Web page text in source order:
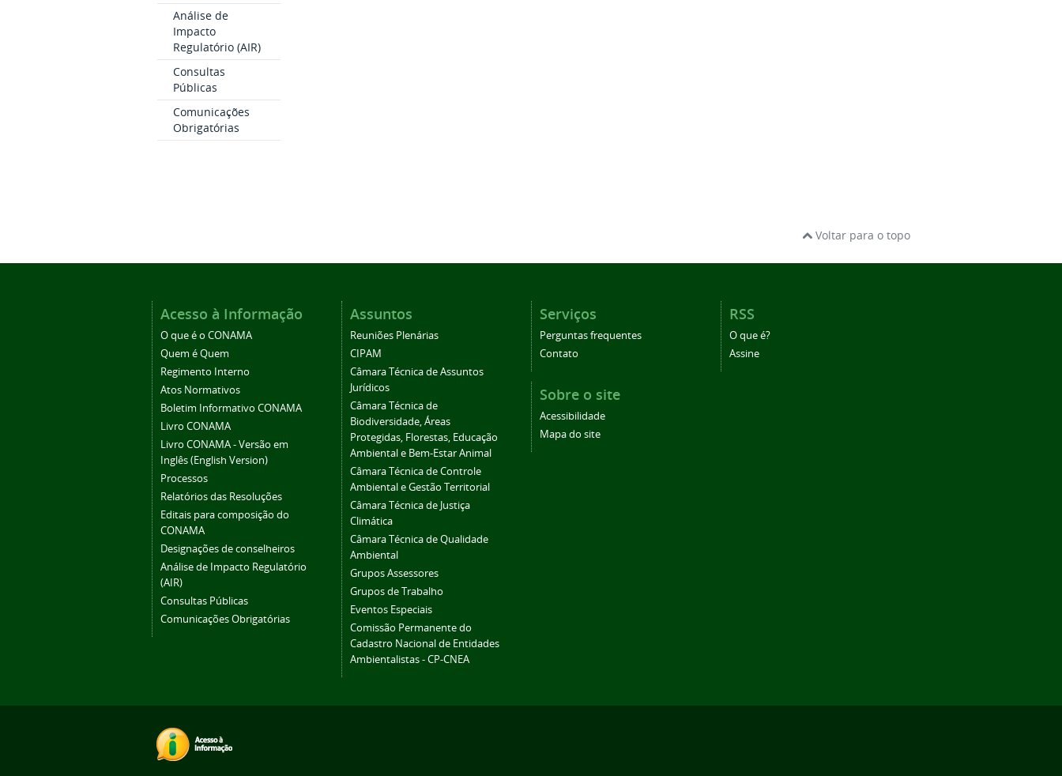
Análise de
Impacto
Regulatório (AIR)
Consultas
Públicas
Comunicações
Obrigatórias
Voltar para o topo
Acesso à Informação
O que é o CONAMA
Quem é Quem
Regimento Interno
Atos Normativos
Boletim Informativo CONAMA
Livro CONAMA
Livro CONAMA - Versão em
Inglês (English Version)
Processos
Relatórios das Resoluções
Editais para composição do
CONAMA
Designações de conselheiros
Análise de Impacto Regulatório
(AIR)
Consultas Públicas
Comunicações Obrigatórias
Assuntos
Reuniões Plenárias
CIPAM
Câmara Técnica de Assuntos
Jurídicos
Câmara Técnica de
Biodiversidade, Áreas
Protegidas, Florestas, Educação
Ambiental e Bem-Estar Animal
Câmara Técnica de Controle
Ambiental e Gestão Territorial
Câmara Técnica de Justiça
Climática
Câmara Técnica de Qualidade
Ambiental
Grupos Assessores
Grupos de Trabalho
Eventos Especiais
Comissão Permanente do
Cadastro Nacional de Entidades
Ambientalistas - CP-CNEA
Serviços
Perguntas frequentes
Contato
RSS
O que é?
Assine
Sobre o site
Acessibilidade
Mapa do site